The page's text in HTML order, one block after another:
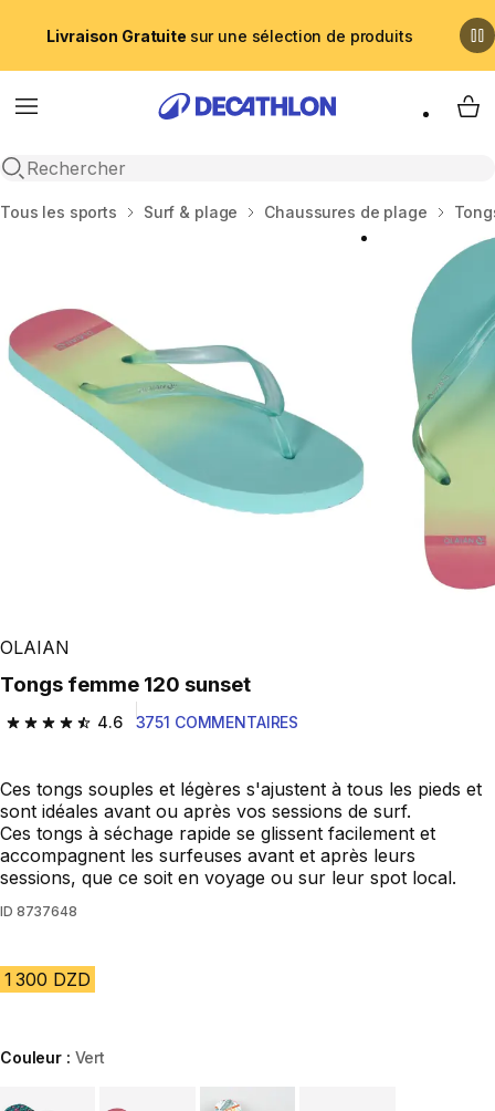
Livraison Gratuite sur une sélection de produits
Menu
Recherche ouverte
My
Accueil
Tous les sports Surf & plage Chaussures de plage
OLAIAN
Tongs femme 120 sunset
4.6
4.6 out of 5 stars from 3751 reviews
3751 COMMENTAIRES
Ces tongs souples et légères s'ajustent à tous les pieds et
sont idéales avant ou après vos sessions de surf.
Ces tongs à séchage rapide se glissent facilement et
accompagnent les surfeuses avant et après leurs
sessions, que ce soit en voyage ou sur leur spot local.
ID 8737648
1 300 DZD
Couleur : Vert
Choose a variant